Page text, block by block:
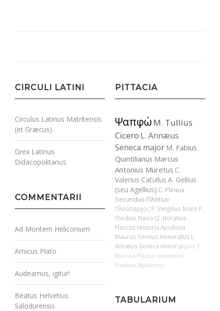
CIRCULI LATINI
Circulus Latinus Matritensis
(et Græcus)
Grex Latinus
Didacopolitanus
COMMENTARII
Ad Montem Heliconium
Amicus Plato
Audeamus, igitur!
Beatus Helvetius
Salodurensis
PITTACIA
ΨαπφώM. Tullius
Cicero L. Annæus
Seneca major M. Fabius
Quintilianus Marcus
Antonius Muretus C.
Valerius Catullus A. Gellius
(seu Agellius) C. Plinius
Secundus Πλάτων
Πλούταρχος P. Vergilius Maro P.
Ovidius Naso Q. Horatius
Flaccus Historia Apollonii
Maurus Servius Honoratus L.
Annæus Seneca minor Ὅμηρος T.
Maccius Plautus Desiderius
Erasmus Ἡρόδοτος
TABULARIUM